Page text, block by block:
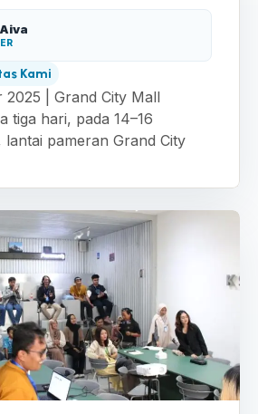
Kami
2025 | Grand City Mall
tiga hari, pada 14–16
pameran Grand City